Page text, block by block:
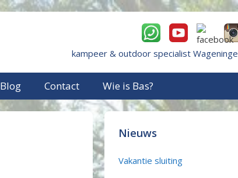
kampeer & outdoor specialist
Blog Contact Wie is Bas?
Nieuws
Vakantie sluiting